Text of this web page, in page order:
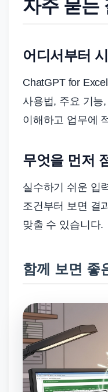
자주 묻는
어디서부터
ChatGPT for
사용법, 주요 기능
이해하고 업무에
무엇을 먼저
실수하기 쉬운 입
조건부터 보면 결
맞출 수 있습니다.
함께 보면 좋